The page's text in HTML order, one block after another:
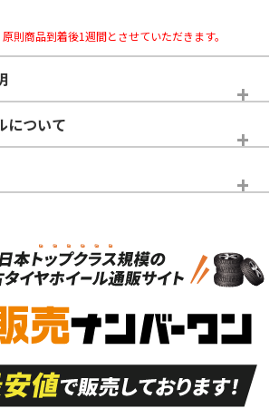
則商品到着後1週間とさせていただきます。
の主観により判断しておりますので、あら
かじめご了承ください。
ク
）
S
新車外し品（新古
付き
少なく、
ほとんど
古品
A
走行距離も少なく、
非常に状態の良い中
古品
について
ホイールセット